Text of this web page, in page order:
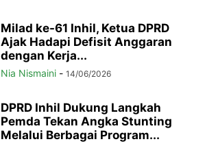
Milad ke-61 Inhil, Ketua DPRD
Ajak Hadapi Defisit Anggaran
dengan Kerja...
Nia Nismaini - 14/06/2026
DPRD Inhil Dukung Langkah
Pemda Tekan Angka Stunting
Melalui Berbagai Program...